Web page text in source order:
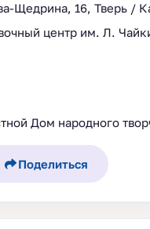
Щедрина, 16, Тверь /
центр им. Л.
Дом народного
Поделиться